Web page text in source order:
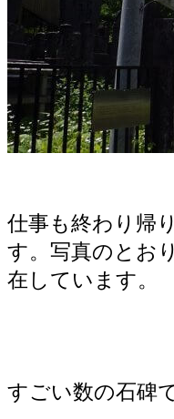
仕事も終わり帰
す。写真のとお
在しています。
すごい数の石碑